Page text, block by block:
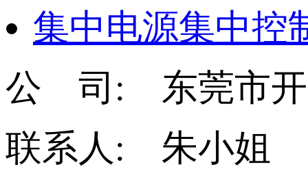
集中电源集中控
公 司: 东莞市开
联系人: 朱小姐